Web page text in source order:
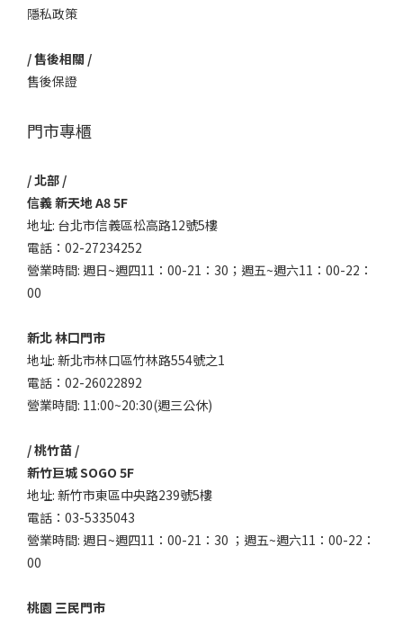
隱私政策
/ 售後相關 /
售後保證
門市專櫃
/ 北部 /
信義 新天地 A8 5F
地址: 台北市信義區松高路12號5樓
電話：02-27234252
營業時間: 週日~週四11：00-21：30；週五~週六11：00-22：
00
新北 林口門市
地址: 新北市林口區竹林路554號之1
電話：02-26022892
營業時間: 11:00~20:30(週三公休)
/ 桃竹苗 /
新竹巨城 SOGO 5F
地址: 新竹市東區中央路239號5樓
電話：03-5335043
營業時間: 週日~週四11：00-21：30 ；週五~週六11：00-22：
00
桃園 三民門市